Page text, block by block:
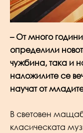
– От много
определили
чужбина, така и
наложилите се
научат от
В световен
класическата